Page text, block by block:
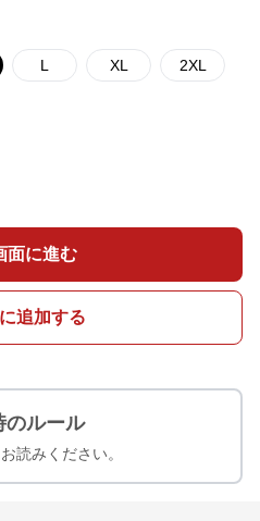
L XL 2XL
面に進む
追加する
のルール
読みください。